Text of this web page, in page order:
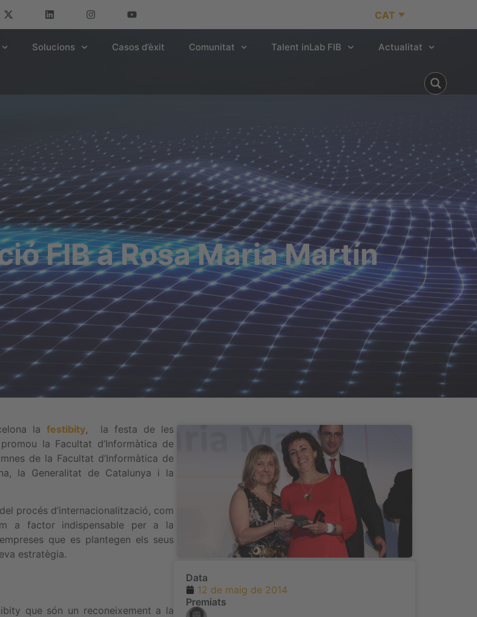
CAT
Solucions Casos d’èxit Comunitat Talent inLab FIB Actualitat
FIB a Rosa Maria Martín
lafestibity, la festa de les
la Facultat d’Informàtica de
de la Facultat d’Informàtica de
la Generalitat de Catalunya i la
procés d’internacionalització, com
a factor indispensable per a la
que es plantegen els seus
estratègia.
que són un reconeixement a la
Data
12 de maig de 2014
Premiats